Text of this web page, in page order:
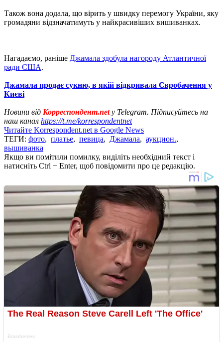
Також вона додала, що вірить у швидку перемогу України, яку
громадяни відзначатимуть у найкрасивіших вишиванках.
Нагадаємо, раніше Джамала здобула нагороду Атлантичної
ради США.
Джамала продає сукню, в якій відкривала Євробачення у
Києві
Новини від Корреспондент.netу Telegram. Підписуйтесь на
наш канал https://t.me/korrespondentnet
Читайте Korrespondent.net в Google News
ТЕГИ: фото, платье, певица, Джамала, аукцион.,
вышиванка
Якщо ви помітили помилку, виділіть необхідний текст і
натисніть Ctrl + Enter, щоб повідомити про це редакцію.